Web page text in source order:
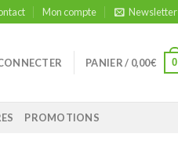
Mon compte Newsletter
PANIER / 0,00€ 0
PROMOTIONS